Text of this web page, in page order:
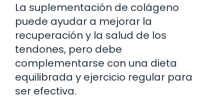
La suplementación de colágeno
puede ayudar a mejorar la
recuperación y la salud de los
tendones, pero debe
complementarse con una dieta
equilibrada y ejercicio regular para
ser efectiva.